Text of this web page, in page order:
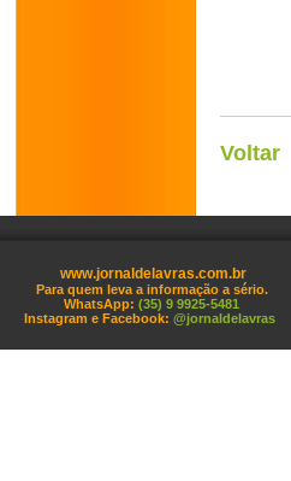
Voltar
www.jornaldelavras.com.br
Para quem leva a informação a sério.
WhatsApp: (35) 9 9925-5481
Instagram e Facebook: @jornaldelavras